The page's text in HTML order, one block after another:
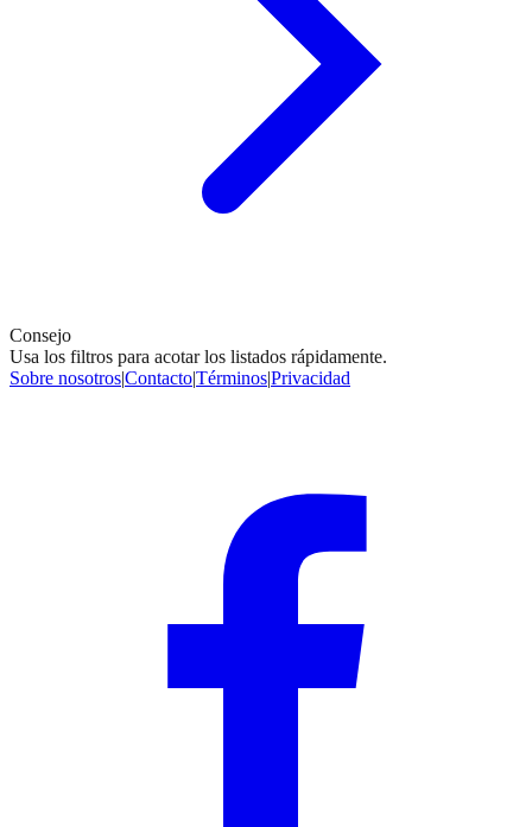
Consejo
Usa los filtros para acotar los listados rápidamente.
Sobre nosotros|Contacto|Términos|Privacidad